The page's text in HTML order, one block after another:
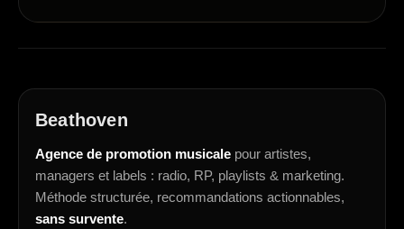
Beathoven
Agence de promotion musicale pour artistes,
managers et labels : radio, RP, playlists & marketing.
Méthode structurée, recommandations actionnables,
sans survente.